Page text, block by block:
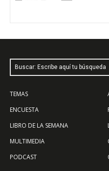
Buscar: Escribe aquí tu búsqueda
TEMAS
ENCUESTA
LIBRO DE LA SEMANA
MULTIMEDIA
PODCAST